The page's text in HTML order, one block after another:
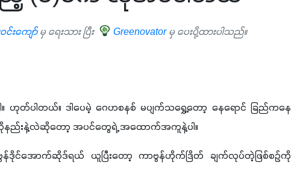
းကျော်မှ ရေးသား ပြီး Greenovator မှ ပေးပို့ထားပါသည်။
။ ဟုတ်ပါတယ်။ ဒါပေမဲ့ ဂေဟစနစ် မပျက်သရွှေ့တော့ နေရောင် ခြည်ကနေ
လိုနည်းနဲ့လဲဆိုတော့ အပင်တွေရဲ့ အထောက်အကူနဲ့ပါ။
င်အောက်ဆိုဒ်ရယ် ယူပြီးတော့ ကာဗွန်ဟိုက်ဒြိတ် ချက်လုပ်တဲ့ဖြစ်စဉ်ကို